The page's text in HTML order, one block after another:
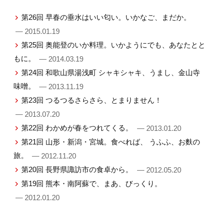
第26回 早春の垂水はいい匂い。いかなご、まだか。
— 2015.01.19
第25回 奥能登のいか料理。いかようにでも、あなたとと
もに。
— 2014.03.19
第24回 和歌山県湯浅町 シャキシャキ、うまし、金山寺
味噌。
— 2013.11.19
第23回 つるつるさらさら、とまりません！
— 2013.07.20
第22回 わかめが春をつれてくる。
— 2013.01.20
第21回 山形・新潟・宮城。食べれば、 うふふ、お麩の
旅。
— 2012.11.20
第20回 長野県諏訪市の食卓から。
— 2012.05.20
第19回 熊本・南阿蘇で、まあ、びっくり。
— 2012.01.20